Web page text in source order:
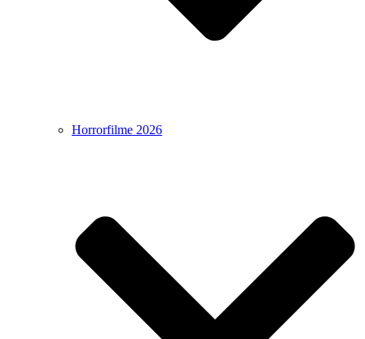
Horrorfilme 2026